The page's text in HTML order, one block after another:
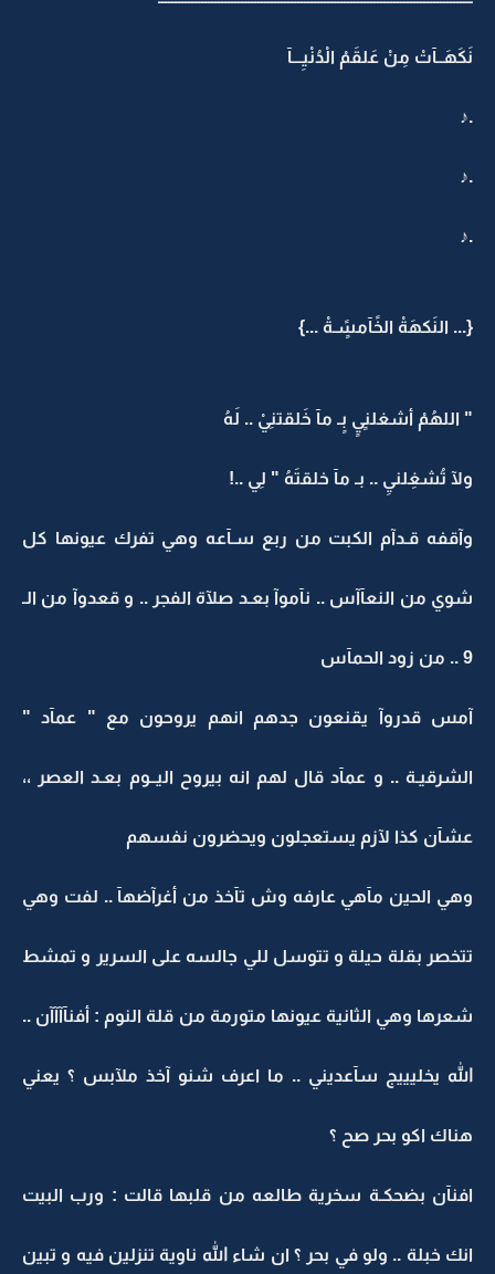
نَكَهَــآتْ مِنْ عَلقَمْ الْدُنْيِـــآ
.♪
.♪
.♪
{... النَكهَةْ الخًآمسًٍـةْ ...}
" اللهُمْ أشغلنٍيٍ بٍـ مآ خَلقتنِيْ .. لَهُ
ولآ تُشغِلنيِ .. بـ مآ خلقتَهُ " لِي ..!
وآقفه قـدآم الكبت من ربع سـآعه وهي تفرك عيونها كل
شوي من النعآآس .. نآموآ بعـد صلآة الفجر .. و قعدوآ من الـ
9 .. من زود الحمآس
آمس قدروآ يقنعون جدهم انهم يروحون مع " عمآد "
الشرقيـة .. و عمآد قال لهم انه بيروح اليــوم بعـد العصر ،،
عشآن كذا لآزم يستعجلون ويحضرون نفسهم
وهي الحين مآهي عارفه وش تآخذ من أغرآضهآ .. لفت وهي
تتخصر بقلة حيلة و تتوسل للي جالسه على السرير و تمشط
شعرها وهي الثانية عيونها متورمة من قلة النوم : أفنآآآآن ..
الله يخليييج سآعديني .. ما اعرف شنو آخذ ملآبس ؟ يعني
هناك اكو بحر صح ؟
افنآن بضحكـة سخرية طالعه من قلبها قالت : ورب البيت
انك خبلة .. ولو في بحر ؟ ان شاء الله ناوية تنزلين فيه و تبين